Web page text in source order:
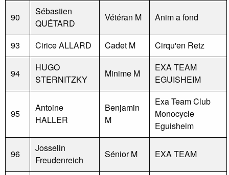
90
Sébastien
QUÉTARD
Vétéran M Anim a fond
93 Cirice ALLARD Cadet M Cirqu'en Retz
94
HUGO
STERNITZKY
Minime M
EXA TEAM
EGUISHEIM
95
Antoine
HALLER
Benjamin
M
Exa Team Club
Monocycle
Eguisheim
96
Josselin
Freudenreich
Sénior M EXA TEAM